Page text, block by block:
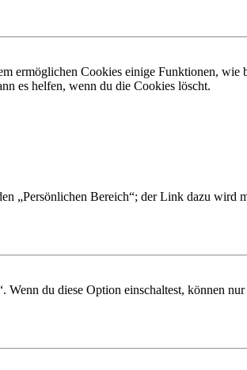
ermöglichen Cookies einige Funktionen, wie
es helfen, wenn du die Cookies löscht.
„Persönlichen Bereich“; der Link dazu wird
du diese Option einschaltest, können